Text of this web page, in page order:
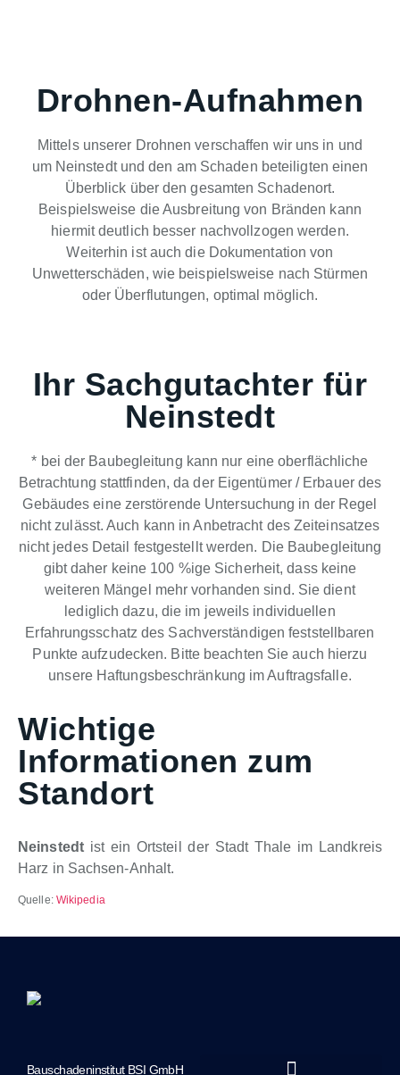
Drohnen-Aufnahmen
Mittels unserer Drohnen verschaffen wir uns in und
um Neinstedt und den am Schaden beteiligten einen
Überblick über den gesamten Schadenort.
Beispielsweise die Ausbreitung von Bränden kann
hiermit deutlich besser nachvollzogen werden.
Weiterhin ist auch die Dokumentation von
Unwetterschäden, wie beispielsweise nach Stürmen
oder Überflutungen, optimal möglich.
Ihr Sachgutachter für
Neinstedt
* bei der Baubegleitung kann nur eine oberflächliche
Betrachtung stattfinden, da der Eigentümer / Erbauer des
Gebäudes eine zerstörende Untersuchung in der Regel
nicht zulässt. Auch kann in Anbetracht des Zeiteinsatzes
nicht jedes Detail festgestellt werden. Die Baubegleitung
gibt daher keine 100 %ige Sicherheit, dass keine
weiteren Mängel mehr vorhanden sind. Sie dient
lediglich dazu, die im jeweils individuellen
Erfahrungsschatz des Sachverständigen feststellbaren
Punkte aufzudecken. Bitte beachten Sie auch hierzu
unsere Haftungsbeschränkung im Auftragsfalle.
Wichtige
Informationen zum
Standort
Neinstedtist ein Ortsteil der Stadt Thale im Landkreis
Harz in Sachsen-Anhalt.
Quelle: Wikipedia
Bauschadeninstitut BSI GmbH